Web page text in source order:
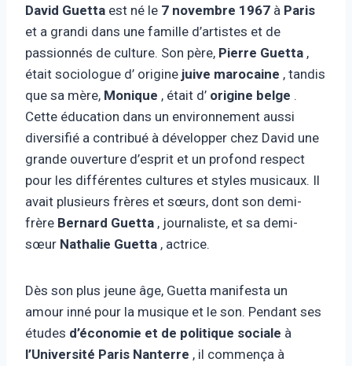
David Guetta est né le 7 novembre 1967 à Paris
et a grandi dans une famille d’artistes et de
passionnés de culture. Son père, Pierre Guetta ,
était sociologue d’ origine juive marocaine , tandis
que sa mère, Monique , était d’ origine belge .
Cette éducation dans un environnement aussi
diversifié a contribué à développer chez David une
grande ouverture d’esprit et un profond respect
pour les différentes cultures et styles musicaux. Il
avait plusieurs frères et sœurs, dont son demi-
frère Bernard Guetta , journaliste, et sa demi-
sœur Nathalie Guetta , actrice.
Dès son plus jeune âge, Guetta manifesta un
amour inné pour la musique et le son. Pendant ses
études d’économie et de politique sociale à
l’Université Paris Nanterre , il commença à